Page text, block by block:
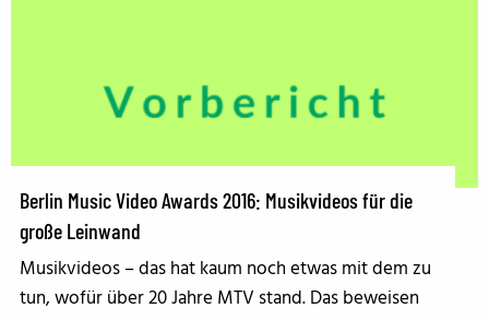
Berlin Music Video Awards 2016: Musikvideos für die
große Leinwand
Musikvideos – das hat kaum noch etwas mit dem zu
tun, wofür über 20 Jahre MTV stand. Das beweisen